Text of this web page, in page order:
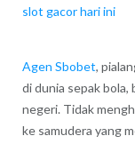
slot gacor hari ini
Agen Sbobet,
di dunia sepak
negeri. Tidak
ke samudera yang